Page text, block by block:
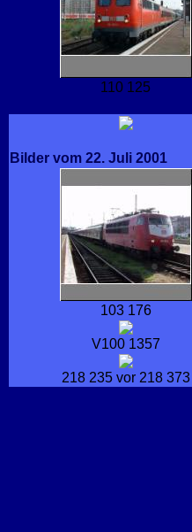
110 125
Bilder vom 22. Juli 2001
103 176
V100 1357
218 235 vor 218 373